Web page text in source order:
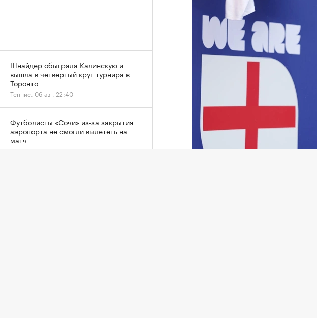
Шнайдер обыграла Калинскую и
вышла в четвертый круг турнира в
Торонто
Теннис, 06 авг, 22:40
Футболисты «Сочи» из-за закрытия
аэропорта не смогли вылететь на
матч